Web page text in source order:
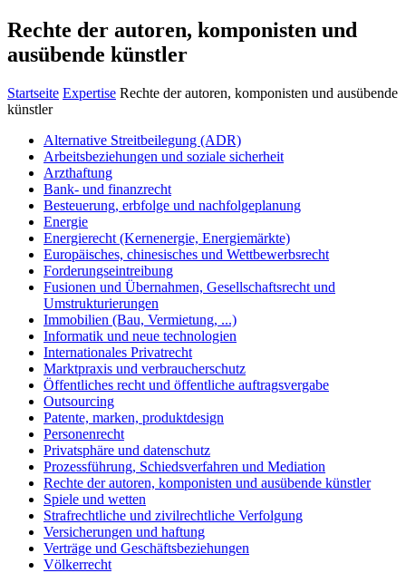
Rechte der autoren, komponisten und
ausübende künstler
Startseite Expertise Rechte der autoren, komponisten und ausübende
künstler
Alternative Streitbeilegung (ADR)
Arbeitsbeziehungen und soziale sicherheit
Arzthaftung
Bank- und finanzrecht
Besteuerung, erbfolge und nachfolgeplanung
Energie
Energierecht (Kernenergie, Energiemärkte)
Europäisches, chinesisches und Wettbewerbsrecht
Forderungseintreibung
Fusionen und Übernahmen, Gesellschaftsrecht und
Umstrukturierungen
Immobilien (Bau, Vermietung, ...)
Informatik und neue technologien
Internationales Privatrecht
Marktpraxis und verbraucherschutz
Öffentliches recht und öffentliche auftragsvergabe
Outsourcing
Patente, marken, produktdesign
Personenrecht
Privatsphäre und datenschutz
Prozessführung, Schiedsverfahren und Mediation
Rechte der autoren, komponisten und ausübende künstler
Spiele und wetten
Strafrechtliche und zivilrechtliche Verfolgung
Versicherungen und haftung
Verträge und Geschäftsbeziehungen
Völkerrecht